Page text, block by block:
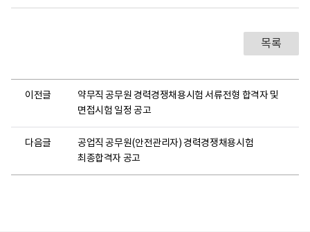
목록
이전글
약무직 공무원 경력경쟁채용시험 서류전형 합격자 및
면접시험 일정 공고
다음글
공업직 공무원(안전관리자) 경력경쟁채용시험
최종합격자 공고